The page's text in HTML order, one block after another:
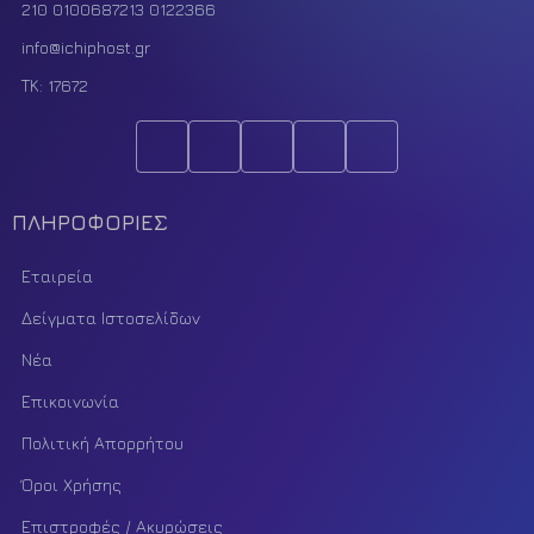
210 0100687213 0122366
info@ichiphost.gr
ΤΚ: 17672
ΠΛΗΡΟΦΟΡΙΕΣ
Εταιρεία
Δείγματα Ιστοσελίδων
Νέα
Επικοινωνία
Πολιτική Απορρήτου
Όροι Χρήσης
Επιστροφές / Ακυρώσεις